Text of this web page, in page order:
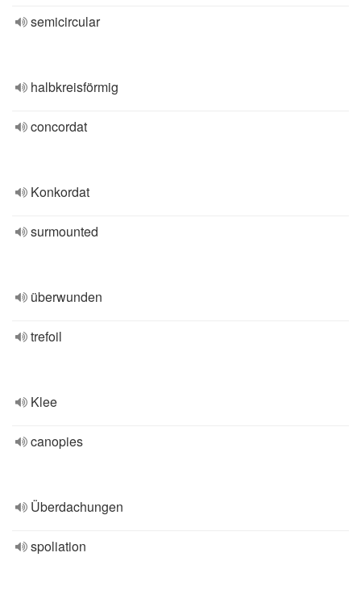
semicircular
halbkreisförmig
concordat
Konkordat
surmounted
überwunden
trefoil
Klee
canopies
Überdachungen
spoliation